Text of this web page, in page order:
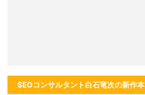
SEOコンサルタント白石竜次の新作本